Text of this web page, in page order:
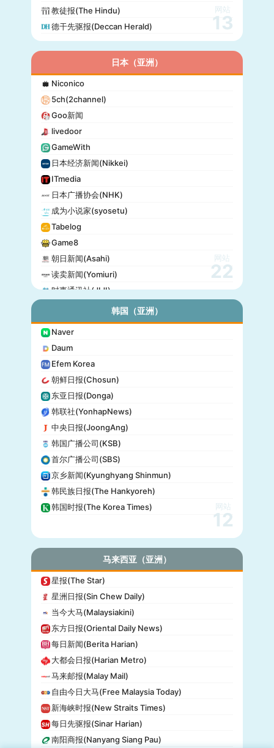
教徒报(The Hindu)
德干先驱报(Deccan Herald)
网站
13
日本（亚洲）
Niconico
5ch(2channel)
Goo新闻
livedoor
GameWith
日本经济新闻(Nikkei)
ITmedia
日本广播协会(NHK)
成为小说家(syosetu)
Tabelog
Game8
朝日新闻(Asahi)
读卖新闻(Yomiuri)
时事通讯社(JIJI)
产经新闻(Sankei)
东京放送(TBS)
朝日电视台(TV Asahi)
东京电视台(TV Tokyo)
日本电视台(NTV)
富士电视台(Fuji TV)
日本时报(Japan Times)
网站
22
韩国（亚洲）
Naver
Daum
Efem Korea
朝鲜日报(Chosun)
东亚日报(Donga)
韩联社(YonhapNews)
中央日报(JoongAng)
韩国广播公司(KSB)
首尔广播公司(SBS)
京乡新闻(Kyunghyang Shinmun)
韩民族日报(The Hankyoreh)
韩国时报(The Korea Times)
网站
12
马来西亚（亚洲）
星报(The Star)
星洲日报(Sin Chew Daily)
当今大马(Malaysiakini)
东方日报(Oriental Daily News)
每日新闻(Berita Harian)
大都会日报(Harian Metro)
马来邮报(Malay Mail)
自由今日大马(Free Malaysia Today)
新海峡时报(New Straits Times)
每日先驱报(Sinar Harian)
南阳商报(Nanyang Siang Pau)